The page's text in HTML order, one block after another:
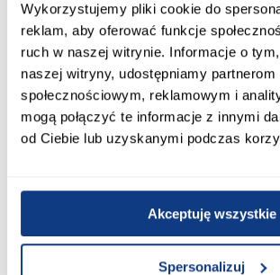
Wykorzystujemy pliki cookie do
reklam, aby oferować funkcje
ruch w naszej witrynie. Informacje o
naszej witryny, udostępniamy partnerom
społecznościowym, reklamowym i
mogą połączyć te informacje z innymi
od Ciebie lub uzyskanymi podczas
Akceptuję wszystkie
Spersonalizuj
Kolor frontów:
artisan
Kolor korpusu:
dąb artisan
Wybarwienie: